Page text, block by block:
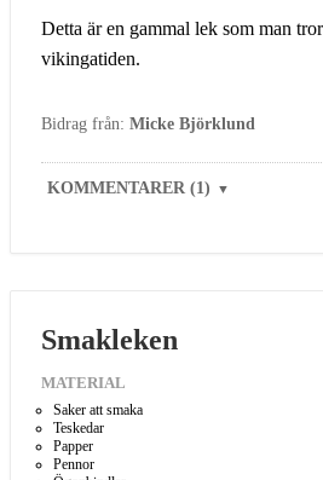
Detta är en gammal lek som man
vikingatiden.
Bidrag från: Micke Björklund
KOMMENTARER (1) ▼
Smakleken
MATERIAL
Saker att smaka
Teskedar
Papper
Pennor